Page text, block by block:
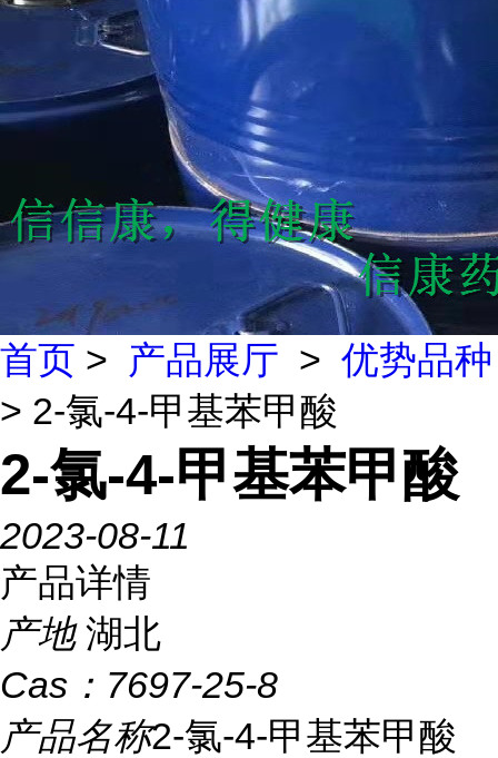
首页 > 产品展厅 > 优势品种
> 2-氯-4-甲基苯甲酸
2-氯-4-甲基苯甲酸
2023-08-11
产品详情
产地 湖北
Cas： 7697-25-8
产品名称2-氯-4-甲基苯甲酸